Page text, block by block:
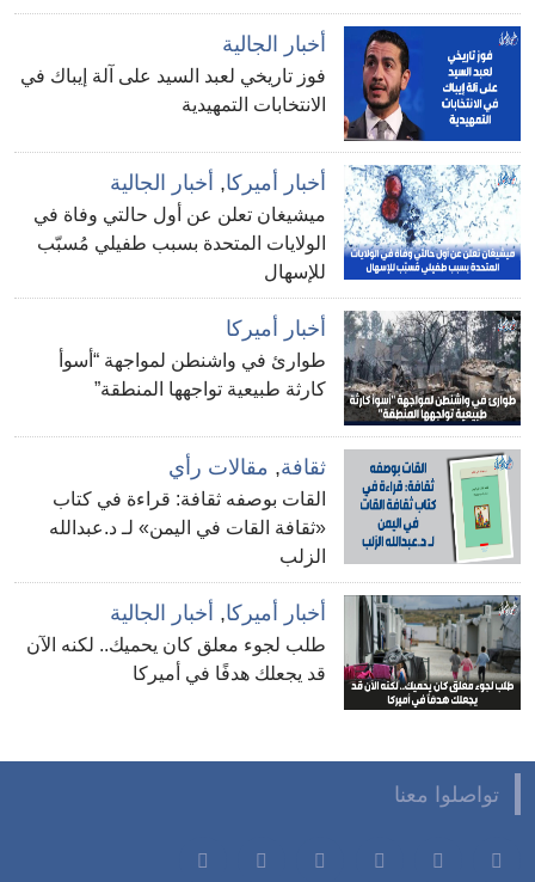
أخبار الجالية
فوز تاريخي لعبد السيد على آلة إيباك في
الانتخابات التمهيدية
أخبار أميركا, أخبار الجالية
ميشيغان تعلن عن أول حالتي وفاة في
الولايات المتحدة بسبب طفيلي مُسبّب
للإسهال
أخبار أميركا
طوارئ في واشنطن لمواجهة “أسوأ
كارثة طبيعية تواجهها المنطقة”
ثقافة, مقالات رأي
القات بوصفه ثقافة: قراءة في كتاب
«ثقافة القات في اليمن» لـ د.عبدالله
الزلب
أخبار أميركا, أخبار الجالية
طلب لجوء معلق كان يحميك.. لكنه الآن
قد يجعلك هدفًا في أميركا
تواصلوا معنا